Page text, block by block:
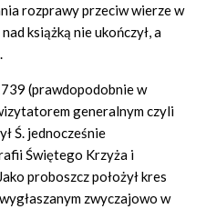
rozprawy przeciw wierze w
książką nie ukończył, a
(prawdopodobnie w
generalnym czyli
Ś. jednocześnie
Świętego Krzyża i
proboszcz położył kres
zwyczajowo w